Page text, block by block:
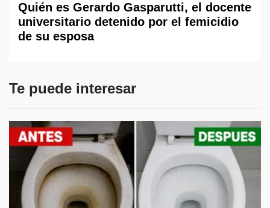
Quién es Gerardo Gasparutti, el docente
universitario detenido por el femicidio
de su esposa
Te puede interesar